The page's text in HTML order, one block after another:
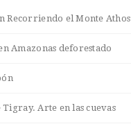
Recorriendo el Monte Athos
Amazonas deforestado
Tigray. Arte en las cuevas